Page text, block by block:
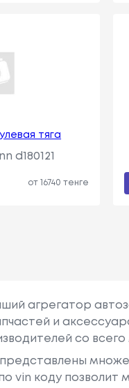
тяга
d180121
от 16740 тенге
агрегатор
и
со
vin коду позволит